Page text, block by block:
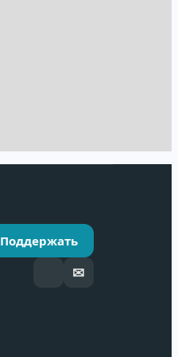
Поддержать
✉